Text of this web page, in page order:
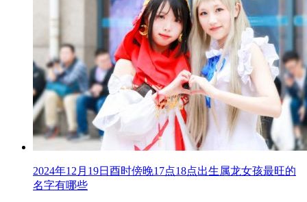
2024年12月19日酉时傍晚17点18点出生属龙女孩最旺的
名字有哪些